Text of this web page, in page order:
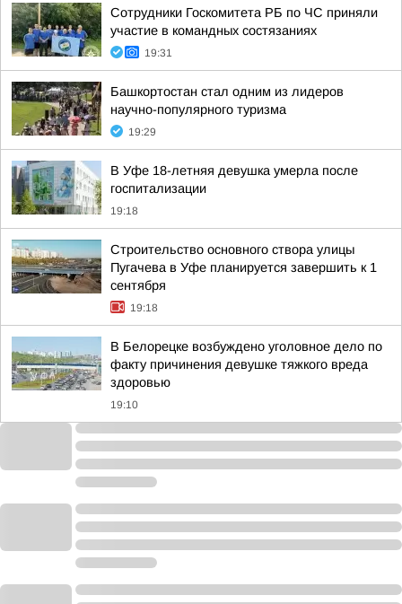
Сотрудники Госкомитета РБ по ЧС приняли
участие в командных состязаниях
19:31
Башкортостан стал одним из лидеров
научно-популярного туризма
19:29
В Уфе 18-летняя девушка умерла после
госпитализации
19:18
Строительство основного створа улицы
Пугачева в Уфе планируется завершить к 1
сентября
19:18
В Белорецке возбуждено уголовное дело по
факту причинения девушке тяжкого вреда
здоровью
19:10